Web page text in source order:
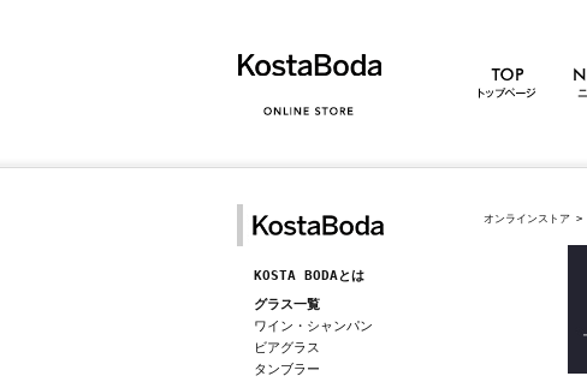
KOSTA BODAとは
グラス一覧
ワイン・シャンパン
ビアグラス
タンブラー
オンラインストア >